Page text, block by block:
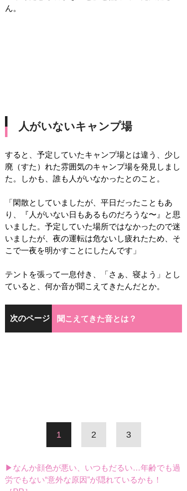
ん。
人がいないキャンプ場
すると、予定していたキャンプ場とは違う、少し
廃（すた）れた雰囲気のキャンプ場を発見しまし
た。しかも、誰も人がいなかったとのこと。
「閑散としていましたが、平日だったこともあ
り、『人がいない日もあるものだろうな〜』と思
いました。予定していた場所ではなかったので迷
いましたが、夜の運転は危ないし疲れたため、そ
こで一夜を明かすことにしたんです」
テントを張って一息付き、「さぁ、寝よう」とし
ていると、何か音が聞こえてきたんだとか。
次のページ 聞こえてきた音とは？
1 2 3
▶なんか顔色が悪い、いつもだるい…年齢でも過
労でもない“意外な原因”が隠れているかも！